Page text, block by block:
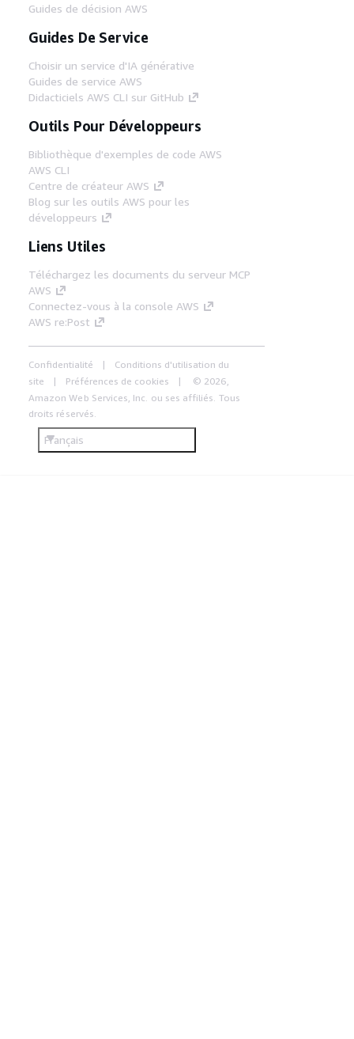
Guides de décision AWS
Guides De Service
Choisir un service d'IA générative
Guides de service AWS
Didacticiels AWS CLI sur GitHub
Outils Pour Développeurs
Bibliothèque d'exemples de code AWS
AWS CLI
Centre de créateur AWS
Blog sur les outils AWS pour les
développeurs
Liens Utiles
Téléchargez les documents du serveur MCP
AWS
Connectez-vous à la console AWS
AWS re:Post
Confidentialité
Conditions d'utilisation du
site
Préférences de cookies
© 2026,
Amazon Web Services, Inc. ou ses affiliés. Tous
droits réservés.
Français